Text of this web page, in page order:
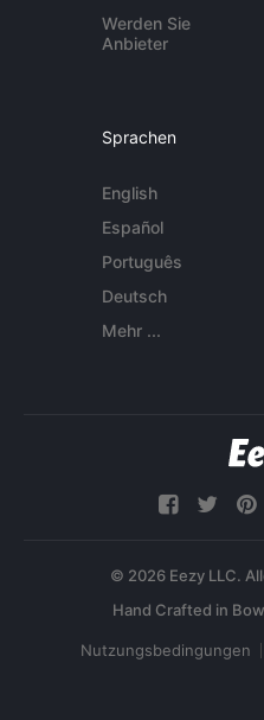
Werden Sie
Anbieter
Sprachen
English
Español
Português
Deutsch
Mehr ...
© 2026 Eezy LLC.
Nutzungsbedingungen